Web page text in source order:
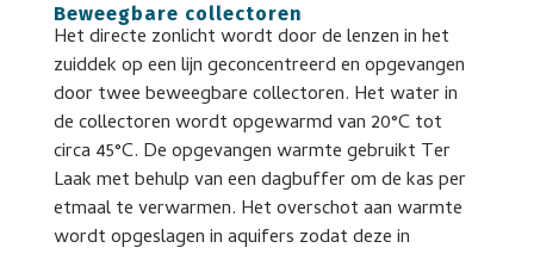
Beweegbare collectoren
Het directe zonlicht wordt door de lenzen in het
zuiddek op een lijn geconcentreerd en opgevangen
door twee beweegbare collectoren. Het water in
de collectoren wordt opgewarmd van 20°C tot
circa 45°C. De opgevangen warmte gebruikt Ter
Laak met behulp van een dagbuffer om de kas per
etmaal te verwarmen. Het overschot aan warmte
wordt opgeslagen in aquifers zodat deze in